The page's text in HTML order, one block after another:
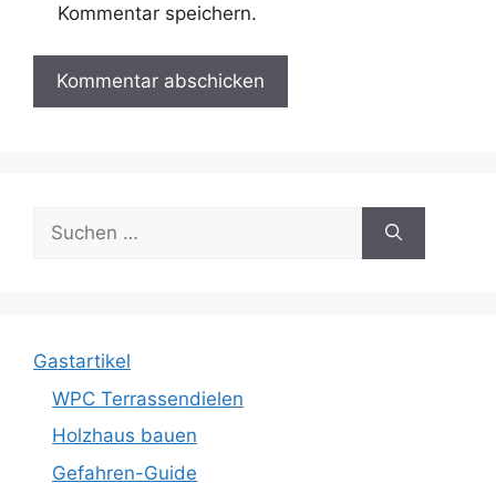
Kommentar speichern.
Suche
nach:
Gastartikel
WPC Terrassendielen
Holzhaus bauen
Gefahren-Guide